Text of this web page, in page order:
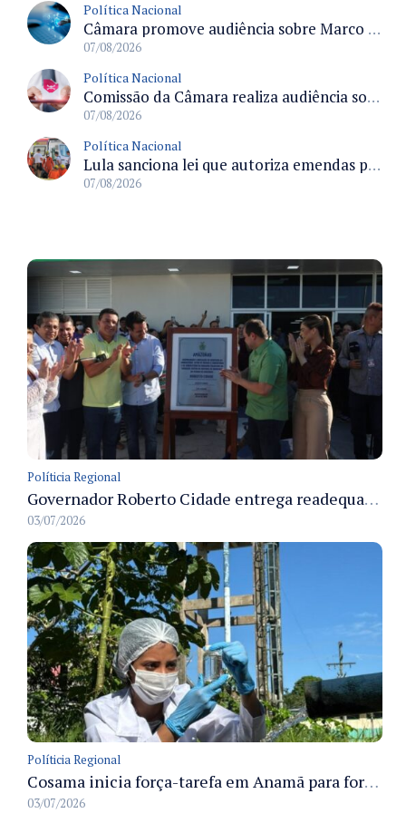
Política Nacional
Câmara promove audiência sobre Marco de Fomento à Economia Digital e impactos da inteligência artificial
07/08/2026
Política Nacional
Comissão da Câmara realiza audiência sobre apostas online para medir o tamanho do mercado ilegal
07/08/2026
Política Nacional
Lula sanciona lei que autoriza emendas parlamentares para atendimento pré-hospitalar pelos bombeiros
07/08/2026
Políticia Regional
Governador Roberto Cidade entrega readequação do ambulatório da FCecon e amplia capacidade de atendimento oncológico em Manaus
03/07/2026
Políticia Regional
Cosama inicia força-tarefa em Anamã para fortalecer abastecimento de água e segurança hídrica da população
03/07/2026